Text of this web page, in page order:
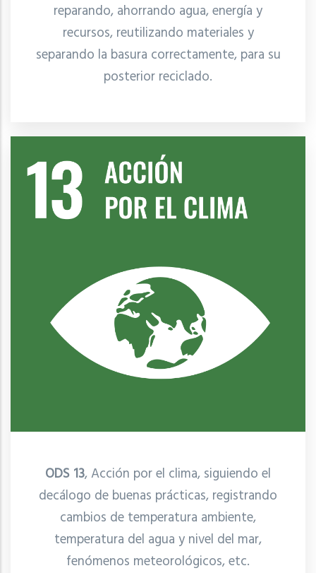
reparando, ahorrando agua, energía y
recursos, reutilizando materiales y
separando la basura correctamente, para su
posterior reciclado.
ODS 13, Acción por el clima, siguiendo el
decálogo de buenas prácticas, registrando
cambios de temperatura ambiente,
temperatura del agua y nivel del mar,
fenómenos meteorológicos, etc.